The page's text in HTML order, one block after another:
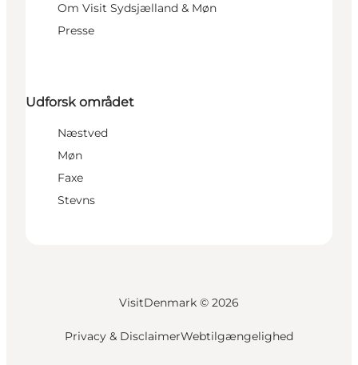
Om Visit Sydsjælland & Møn
Presse
Udforsk området
Næstved
Møn
Faxe
Stevns
VisitDenmark © 2026
Privacy & DisclaimerWebtilgængelighed